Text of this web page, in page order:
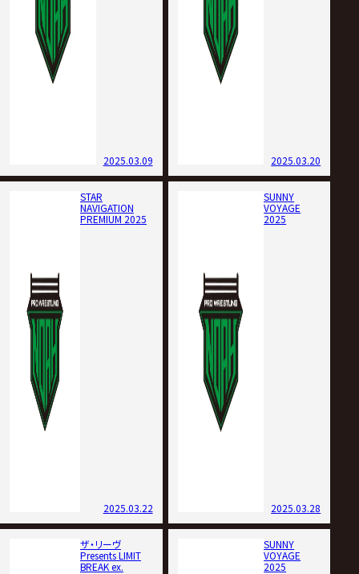
2025.03.09 2025.03.20
STAR
NAVIGATION
PREMIUM 2025
2025.03.22
SUNNY
VOYAGE
2025
2025.03.28
ザ・リーヴ
Presents LIMIT
BREAK ex.
SUNNY
VOYAGE
2025